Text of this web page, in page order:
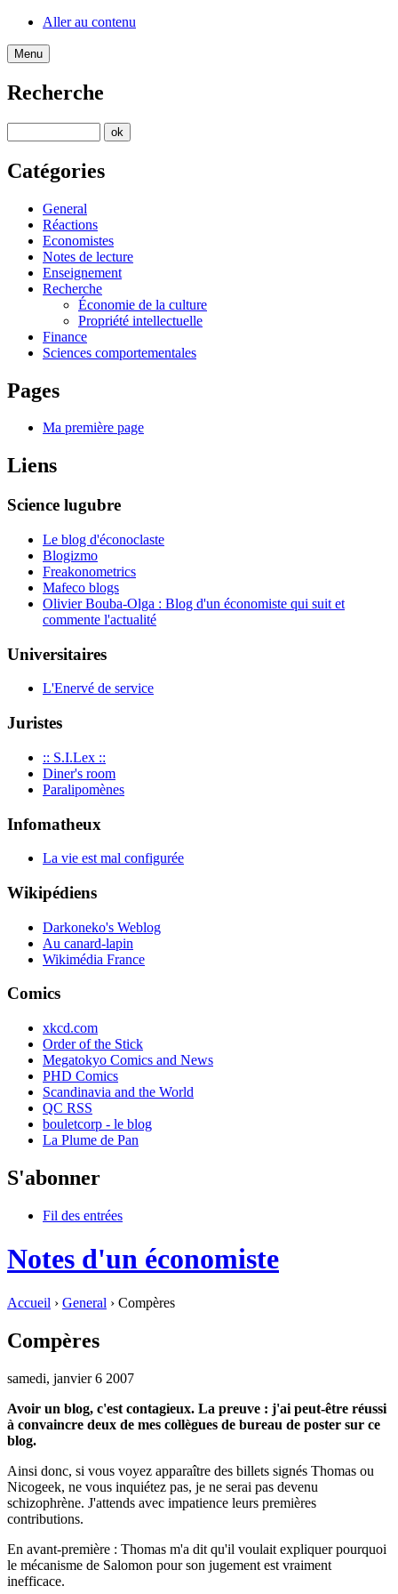
Aller au contenu
Menu
Recherche
Catégories
General
Réactions
Economistes
Notes de lecture
Enseignement
Recherche
Économie de la culture
Propriété intellectuelle
Finance
Sciences comportementales
Pages
Ma première page
Liens
Science lugubre
Le blog d'éconoclaste
Blogizmo
Freakonometrics
Mafeco blogs
Olivier Bouba-Olga : Blog d'un économiste qui suit et
commente l'actualité
Universitaires
L'Enervé de service
Juristes
:: S.I.Lex ::
Diner's room
Paralipomènes
Infomatheux
La vie est mal configurée
Wikipédiens
Darkoneko's Weblog
Au canard-lapin
Wikimédia France
Comics
xkcd.com
Order of the Stick
Megatokyo Comics and News
PHD Comics
Scandinavia and the World
QC RSS
bouletcorp - le blog
La Plume de Pan
S'abonner
Fil des entrées
Notes d'un économiste
Accueil › General › Compères
Compères
samedi, janvier 6 2007
Avoir un blog, c'est contagieux. La preuve : j'ai peut-être réussi
à convaincre deux de mes collègues de bureau de poster sur ce
blog.
Ainsi donc, si vous voyez apparaître des billets signés Thomas ou
Nicogeek, ne vous inquiétez pas, je ne serai pas devenu
schizophrène. J'attends avec impatience leurs premières
contributions.
En avant-première : Thomas m'a dit qu'il voulait expliquer pourquoi
le mécanisme de Salomon pour son jugement est vraiment
inefficace.